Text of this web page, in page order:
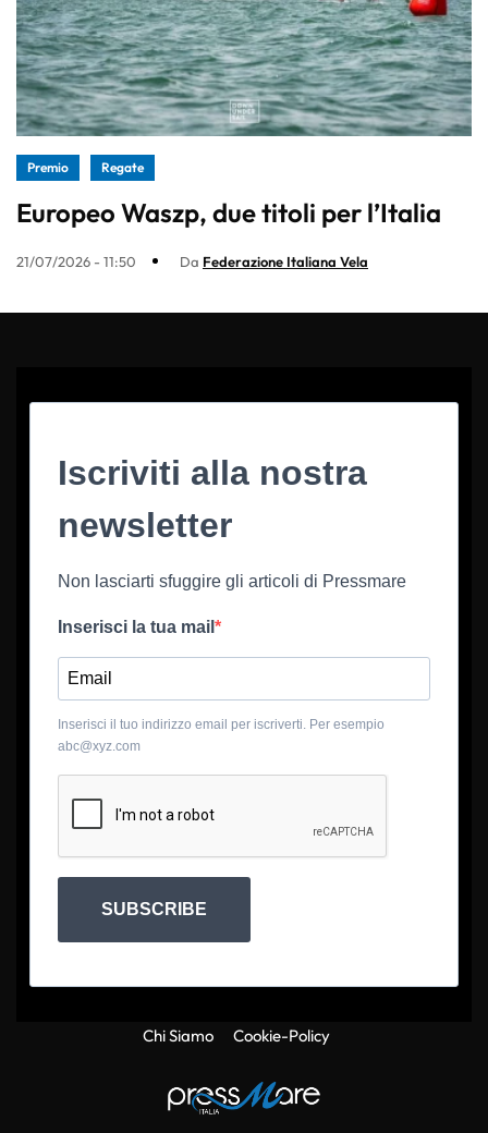
Premio Regate
Europeo Waszp, due titoli per l’Italia
21/07/2026 - 11:50 Da Federazione Italiana Vela
Iscriviti alla nostra
newsletter
Non lasciarti sfuggire gli articoli di Pressmare
Inserisci la tua mail
Inserisci il tuo indirizzo email per iscriverti. Per esempio
abc@xyz.com
SUBSCRIBE
Chi Siamo Cookie-Policy